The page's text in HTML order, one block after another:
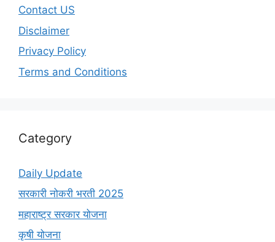
Contact US
Disclaimer
Privacy Policy
Terms and Conditions
Category
Daily Update
सरकारी नोकरी भरती 2025
महाराष्ट्र सरकार योजना
कृषी योजना